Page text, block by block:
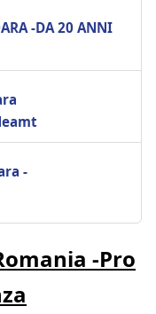
-DA 20 ANNI
-
-Pro